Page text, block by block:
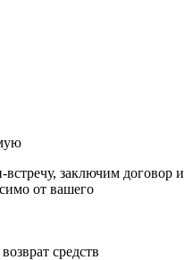
заключим договор и
от вашего
средств